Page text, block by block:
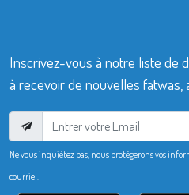
Inscrivez-vous à notre liste de
à recevoir de nouvelles fatwas,
Ne vous inquiétez pas, nous protégerons vos
courriel.